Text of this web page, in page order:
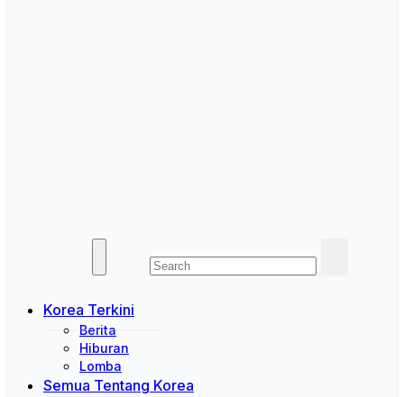
Korea Terkini
Berita
Hiburan
Lomba
Semua Tentang Korea